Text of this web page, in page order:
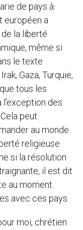
de pays à
européen a
la liberté
même si
le texte
Gaza, Turquie,
tous les
des
peut
au monde
religieuse
si la résolution
il est dit
au moment
avec ces pays.
moi, chrétien